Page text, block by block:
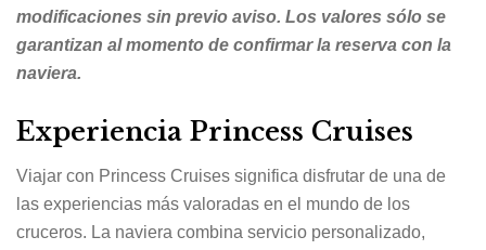
modificaciones sin previo aviso. Los valores sólo se
garantizan al momento de confirmar la reserva con la
naviera.
Experiencia Princess Cruises
Viajar con Princess Cruises significa disfrutar de una de
las experiencias más valoradas en el mundo de los
cruceros. La naviera combina servicio personalizado,